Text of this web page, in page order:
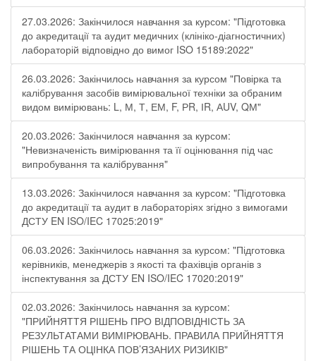
27.03.2026: Закінчилося навчання за курсом: "Підготовка
до акредитації та аудит медичних (клініко-діагностичних)
лабораторій відповідно до вимог ISO 15189:2022"
26.03.2026: Закінчилось навчання за курсом "Повірка та
калібрування засобів вимірювальної техніки за обраним
видом вимірювань: L, М, Т, ЕМ, F, РR, ІR, АUV, QМ"
20.03.2026: Закінчилося навчання за курсом:
"Невизначеність вимірювання та її оцінювання під час
випробування та калібрування"
13.03.2026: Закінчилося навчання за курсом: "Підготовка
до акредитації та аудит в лабораторіях згідно з вимогами
ДСТУ EN ISO/IEC 17025:2019"
06.03.2026: Закінчилось навчання за курсом: "Підготовка
керівників, менеджерів з якості та фахівців органів з
інспектування за ДСТУ EN ISO/IEC 17020:2019"
02.03.2026: Закінчилось навчання за курсом:
"ПРИЙНЯТТЯ РІШЕНЬ ПРО ВІДПОВІДНІСТЬ ЗА
РЕЗУЛЬТАТАМИ ВИМІРЮВАНЬ. ПРАВИЛА ПРИЙНЯТТЯ
РІШЕНЬ ТА ОЦІНКА ПОВ’ЯЗАНИХ РИЗИКІВ"